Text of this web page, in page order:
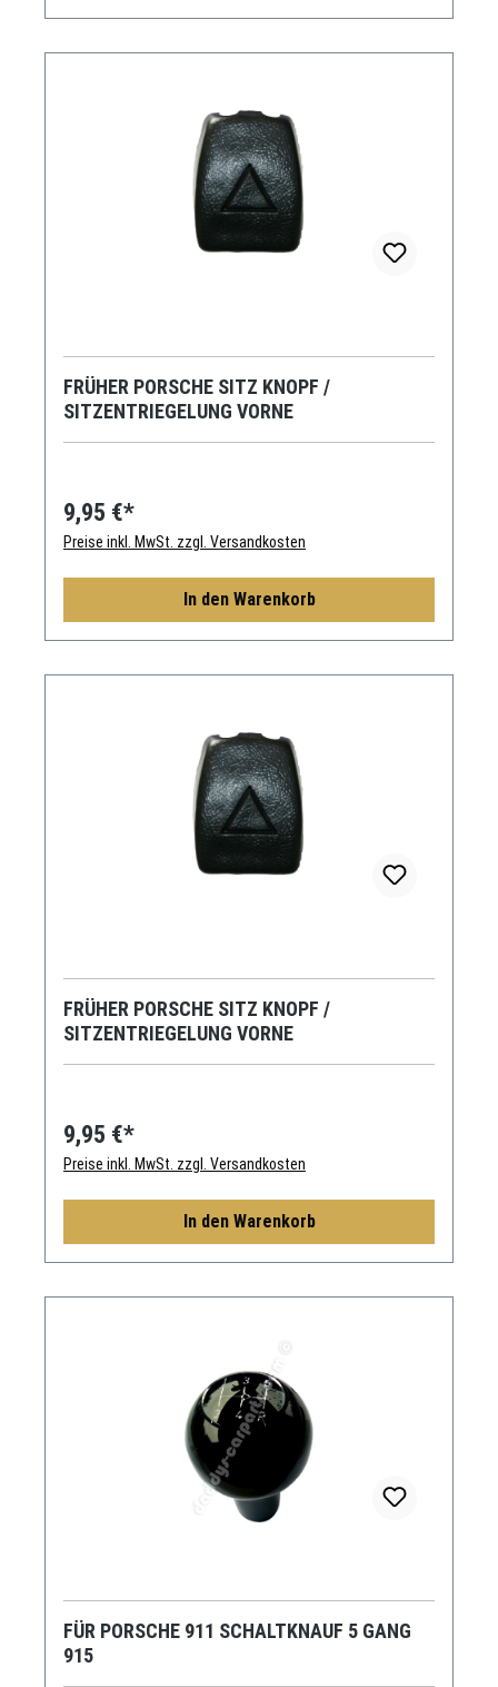
FRÜHER PORSCHE SITZ KNOPF /
SITZENTRIEGELUNG VORNE
9,95 €*
Preise inkl. MwSt. zzgl. Versandkosten
In den Warenkorb
FRÜHER PORSCHE SITZ KNOPF /
SITZENTRIEGELUNG VORNE
9,95 €*
Preise inkl. MwSt. zzgl. Versandkosten
In den Warenkorb
FÜR PORSCHE 911 SCHALTKNAUF 5 GANG
915